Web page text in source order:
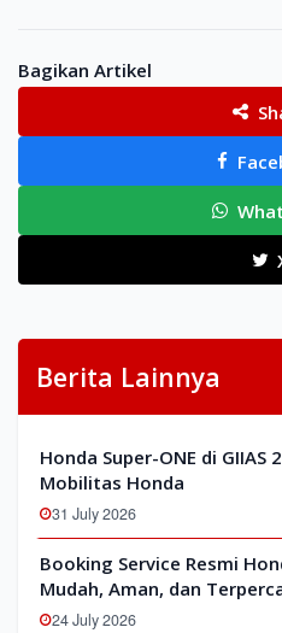
Bagikan Artikel
Berita Lainnya
Honda Super-ONE di GIIAS
Mobilitas Honda
31 July 2026
Booking Service Resmi
Mudah, Aman, dan
24 July 2026